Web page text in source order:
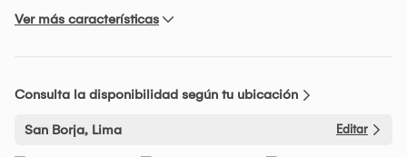
Ver más características
Consulta la disponibilidad según tu ubicación
San Borja, Lima Editar